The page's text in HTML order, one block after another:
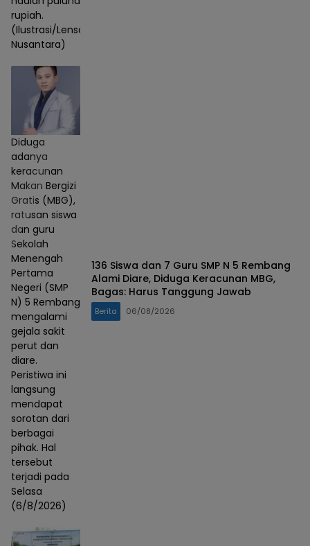
rupiah.
(Ilustrasi/Lensa
Nusantara)
Diduga
adanya
keracunan
Makan Bergizi
Gratis (MBG),
ratusan siswa
dan guru
Sekolah
Menengah
Pertama
Negeri (SMP
N) 5 Rembang
mengalami
gejala sakit
perut dan
diare.
Peristiwa ini
langsung
mendapat
sorotan dari
berbagai
pihak. Hal
tersebut
terjadi pada
Selasa
(6/8/2026)
136 Siswa dan 7 Guru SMP N 5 Rembang
Alami Diare, Diduga Keracunan MBG,
Bagas: Harus Tanggung Jawab
Berita 06/08/2026